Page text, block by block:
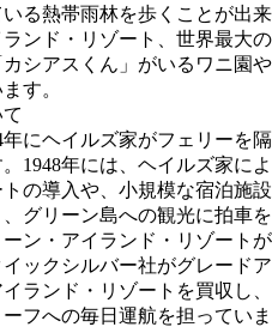
る熱帯雨林を歩くことが出来
ンド・リゾート、世界最大の
シアスくん」がいるワニ園や
す。
にヘイルズ家がフェリーを隔
1948年には、ヘイルズ家によ
の導入や、小規模な宿泊施設
グリーン島への観光に拍車を
ン・アイランド・リゾートが
ックシルバー社がグレードア
ランド・リゾートを買収し、
フへの毎日運航を担っていま